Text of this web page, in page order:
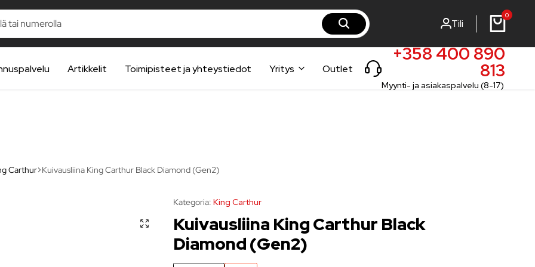
Tili
0
Artikkelit Toimipisteet ja yhteystiedot Yritys Outlet
+358 400 890
813
Myynti- ja asiakaspalvelu (8-17)
Carthur Kuivausliina King Carthur Black Diamond (Gen2)
Kategoria: King Carthur
Kuivausliina King Carthur Black
Diamond (Gen2)